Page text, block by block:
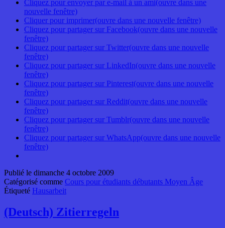
Cliquez pour envoyer par e-mail à un ami(ouvre dans une
nouvelle fenêtre)
Cliquer pour imprimer(ouvre dans une nouvelle fenêtre)
Cliquez pour partager sur Facebook(ouvre dans une nouvelle
fenêtre)
Cliquez pour partager sur Twitter(ouvre dans une nouvelle
fenêtre)
Cliquez pour partager sur LinkedIn(ouvre dans une nouvelle
fenêtre)
Cliquez pour partager sur Pinterest(ouvre dans une nouvelle
fenêtre)
Cliquez pour partager sur Reddit(ouvre dans une nouvelle
fenêtre)
Cliquez pour partager sur Tumblr(ouvre dans une nouvelle
fenêtre)
Cliquez pour partager sur WhatsApp(ouvre dans une nouvelle
fenêtre)
Publié le dimanche 4 octobre 2009
Catégorisé comme Cours pour étudiants débutants Moyen Âge
Étiqueté Hausarbeit
(Deutsch) Zitierregeln